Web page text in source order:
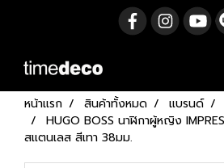
หน้าแรก สินค้าทั้งหมด แบรนด์
HUGO BOSS นาฬิกาผู้หญิง
สเเตนเลส สีเทา 38มม.